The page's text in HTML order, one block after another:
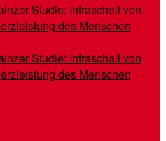
Studie: Infraschall von
des Menschen
Studie: Infraschall von
des Menschen